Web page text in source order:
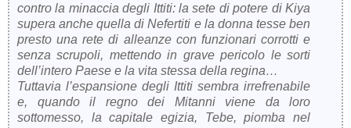
contro la minaccia degli Ittiti: la sete di potere di Kiya
supera anche quella di Nefertiti e la donna tesse ben
presto una rete di alleanze con funzionari corrotti e
senza scrupoli, mettendo in grave pericolo le sorti
dell’intero Paese e la vita stessa della regina…
Tuttavia l’espansione degli Ittiti sembra irrefrenabile
e, quando il regno dei Mitanni viene da loro
sottomesso, la capitale egizia, Tebe, piomba nel